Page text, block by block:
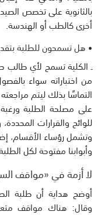
بالثانوية على تخصص
أخرى كالطب أو الهندسة.
• هل تسمحون للطلبة
ـ الكلية تسمح لأي
من اختباراته سواء
التماسًا بذلك ليتم
على مصلحة الطلبة
للوائح والقرارات
وتشمل رؤساء الأقسام،
وأبوابنا مفتوحة لكل
لا أزمة في «مواقف
أوضح هداية أن طلبة
وقال: هناك مواقف